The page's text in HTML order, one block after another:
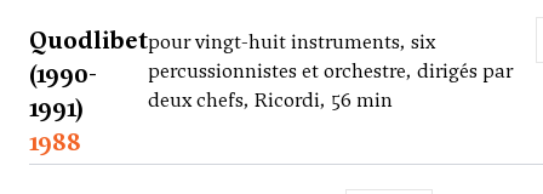
Quodlibet
(1990-
1991)
pour vingt-huit instruments, six
percussionnistes et orchestre, dirigés par
deux chefs, Ricordi, 56 min
1988